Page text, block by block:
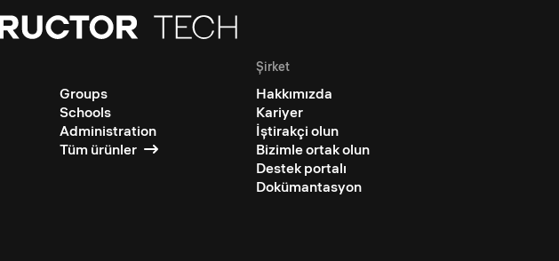
Groups
Schools
Administration
Tüm ürünler
Şirket
Hakkımızda
Kariyer
İştirakçi olun
Bizimle ortak olun
Destek portalı
Dokümantasyon